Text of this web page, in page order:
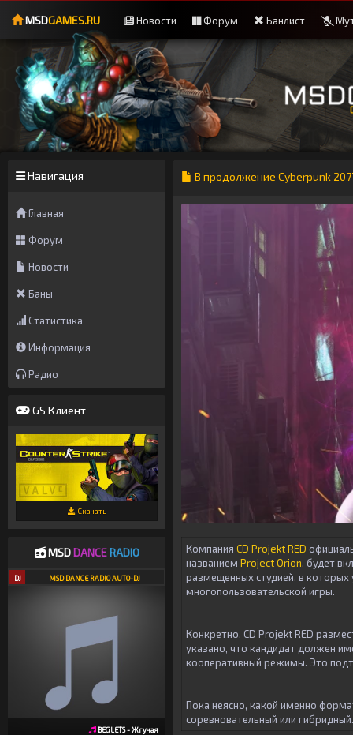
MSDGAMES.RU Новости Форум Банлист
Навигация
Главная
Форум
Новости
Баны
Статистика
Информация
Радио
GS Клиент
Скачать
MSDDANCE RADIO
DJ MSD DANCE RADIO AUTO-DJ
BEGLETS - Жгучая
В продолжение Cyberpunk
Компания CD Projekt RED
названием Project Orion, будет
размещенных студией, в которых
многопользовательской игры.
Конкретно, CD Projekt RED
указано, что кандидат должен
кооперативный режимы. Это
Пока неясно, какой именно
соревновательный или гибридный.